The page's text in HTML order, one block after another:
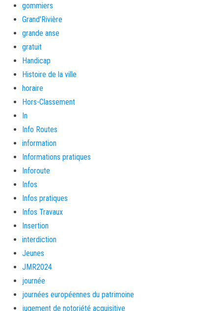
gommiers
Grand'Rivière
grande anse
gratuit
Handicap
Histoire de la ville
horaire
Hors-Classement
In
Info Routes
information
Informations pratiques
Inforoute
Infos
Infos pratiques
Infos Travaux
Insertion
interdiction
Jeunes
JMR2024
journée
journées européennes du patrimoine
jugement de notoriété acquisitive